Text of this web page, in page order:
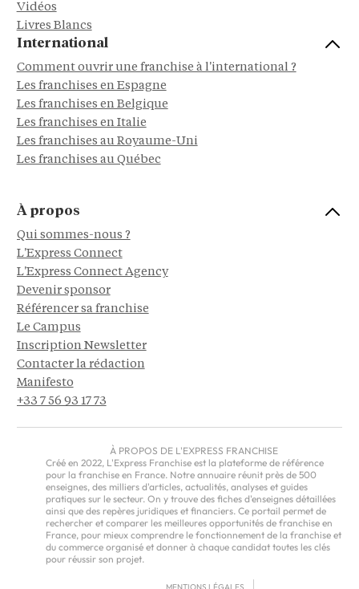
Vidéos
Livres Blancs
International
Comment ouvrir une franchise à l'international ?
Les franchises en Espagne
Les franchises en Belgique
Les franchises en Italie
Les franchises au Royaume-Uni
Les franchises au Québec
À propos
Qui sommes-nous ?
L'Express Connect
L'Express Connect Agency
Devenir sponsor
Référencer sa franchise
Le Campus
Inscription Newsletter
Contacter la rédaction
Manifesto
+33 7 56 93 17 73
À PROPOS DE L'EXPRESS FRANCHISE
Créé en 2022, L'Express Franchise est la plateforme de référence
pour la franchise en France. Notre annuaire réunit près de 500
enseignes, des milliers d'articles, actualités, analyses et guides
pratiques sur le secteur. On y trouve des fiches d'enseignes détaillées
ainsi que des repères juridiques et financiers. Ce portail permet de
rechercher et comparer les meilleures opportunités de franchise en
France, pour mieux comprendre le fonctionnement de la franchise et
du commerce organisé et donner à chaque candidat toutes les clés
pour réussir son projet.